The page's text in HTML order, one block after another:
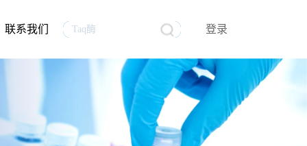
生物制品质量控制分析
mRNA原料
员工风采
联系我们 登录